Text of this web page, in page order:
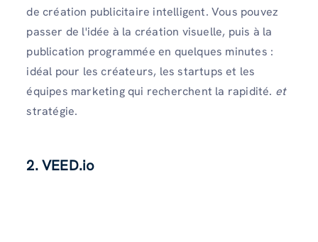
de création publicitaire intelligent. Vous pouvez
passer de l'idée à la création visuelle, puis à la
publication programmée en quelques minutes :
idéal pour les créateurs, les startups et les
équipes marketing qui recherchent la rapidité. et
stratégie.
2. VEED.io